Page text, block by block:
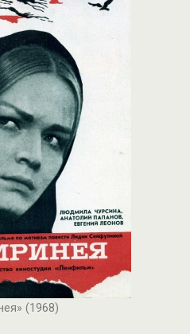
(1968)